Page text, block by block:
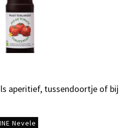
aperitief, tussendoortje of bij
Nevele